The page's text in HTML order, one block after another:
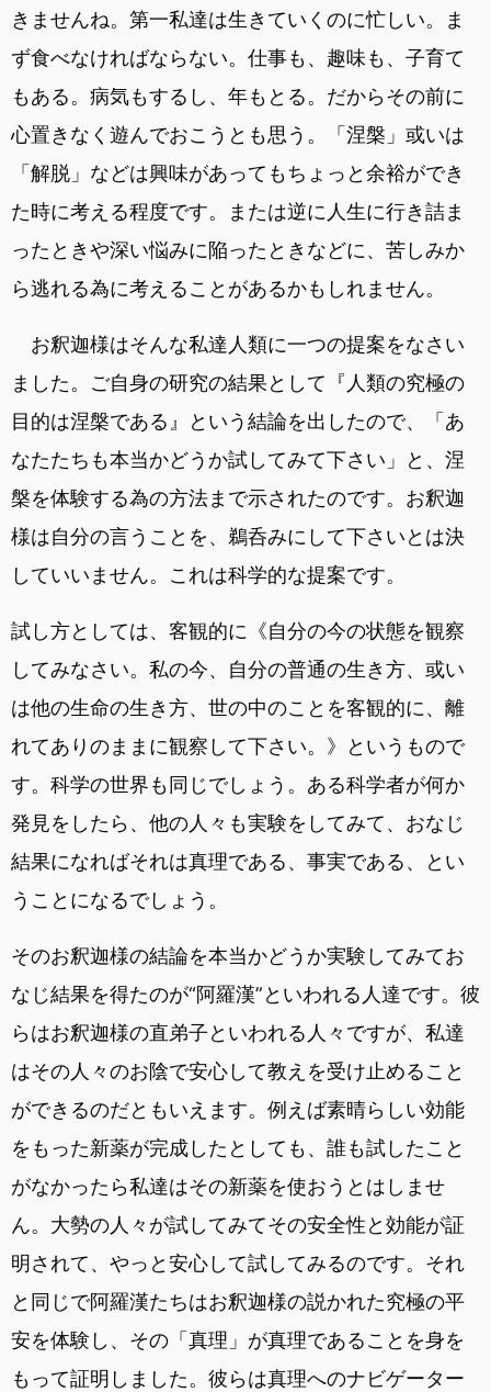
きませんね。第一私達は生きていくのに忙しい。ま
ず食べなければならない。仕事も、趣味も、子育て
もある。病気もするし、年もとる。だからその前に
心置きなく遊んでおこうとも思う。「涅槃」或いは
「解脱」などは興味があってもちょっと余裕ができ
た時に考える程度です。または逆に人生に行き詰ま
ったときや深い悩みに陥ったときなどに、苦しみか
ら逃れる為に考えることがあるかもしれません。
お釈迦様はそんな私達人類に一つの提案をなさい
ました。ご自身の研究の結果として『人類の究極の
目的は涅槃である』という結論を出したので、「あ
なたたちも本当かどうか試してみて下さい」と、涅
槃を体験する為の方法まで示されたのです。お釈迦
様は自分の言うことを、鵜呑みにして下さいとは決
していいません。これは科学的な提案です。
試し方としては、客観的に《自分の今の状態を観察
してみなさい。私の今、自分の普通の生き方、或い
は他の生命の生き方、世の中のことを客観的に、離
れてありのままに観察して下さい。》というもので
す。科学の世界も同じでしょう。ある科学者が何か
発見をしたら、他の人々も実験をしてみて、おなじ
結果になればそれは真理である、事実である、とい
うことになるでしょう。
そのお釈迦様の結論を本当かどうか実験してみてお
なじ結果を得たのが“阿羅漢”といわれる人達です。彼
らはお釈迦様の直弟子といわれる人々ですが、私達
はその人々のお陰で安心して教えを受け止めること
ができるのだともいえます。例えば素晴らしい効能
をもった新薬が完成したとしても、誰も試したこと
がなかったら私達はその新薬を使おうとはしませ
ん。大勢の人々が試してみてその安全性と効能が証
明されて、やっと安心して試してみるのです。それ
と同じで阿羅漢たちはお釈迦様の説かれた究極の平
安を体験し、その「真理」が真理であることを身を
もって証明しました。彼らは真理へのナビゲーター